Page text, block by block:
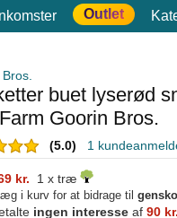
Outlet
buet lyserød
Goorin Bros.
(5.0) 1
kr. 1 x træ
i kurv for at bidrage til
ingen interesse af 90 kr.